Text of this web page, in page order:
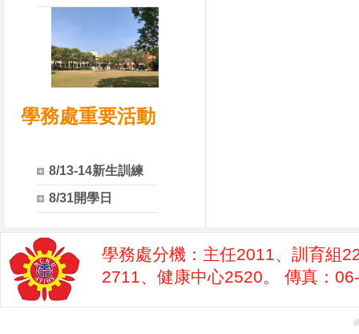
學務處重要活動
8/13-14新生訓練
8/31開學日
學務處分機：主任2011、訓育組
2711、健康中心2520。 傳真：